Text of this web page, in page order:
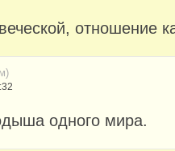
отношение
одного мира.